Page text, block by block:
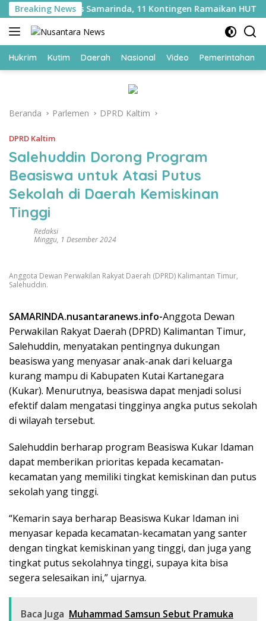
Langsung
ke
konten
Breaking News
WBP di Lapas Samarinda, 11 Kontingen Ramaikan HUT ke-81
Hukrim Kutim Daerah Nasional Video Pemerintahan
Beranda Parlemen DPRD Kaltim
DPRD Kaltim
Salehuddin Dorong Program
Beasiswa untuk Atasi Putus
Sekolah di Daerah Kemiskinan
Tinggi
Redaksi
Minggu, 1 Desember 2024
Anggota Dewan Perwakilan Rakyat Daerah (DPRD) Kalimantan Timur,
Salehuddin.
SAMARINDA.nusantaranews.info-Anggota Dewan
Perwakilan Rakyat Daerah (DPRD) Kalimantan Timur,
Salehuddin, menyatakan pentingnya dukungan
beasiswa yang menyasar anak-anak dari keluarga
kurang mampu di Kabupaten Kutai Kartanegara
(Kukar). Menurutnya, beasiswa dapat menjadi solusi
efektif dalam mengatasi tingginya angka putus sekolah
di wilayah tersebut.
Salehuddin berharap program Beasiswa Kukar Idaman
dapat memberikan prioritas kepada kecamatan-
kecamatan yang memiliki tingkat kemiskinan dan putus
sekolah yang tinggi.
“Kemarin saya berharap Beasiswa Kukar Idaman ini
menyasar kepada kecamatan-kecamatan yang santer
dengan tingkat kemiskinan yang tinggi, dan juga yang
tingkat putus sekolahnya tinggi, supaya kita bisa
segera selesaikan ini,” ujarnya.
Baca Juga Muhammad Samsun Sebut Pramuka